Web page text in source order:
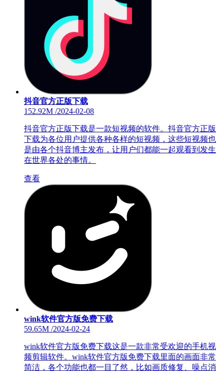
抖音官方正版下载
152.92M /2024-02-08
抖音官方正版下载是一款短视频的软件。抖音官方正版
下载为各位用户提供各种各样的短视频，这些短视频也
是由各个抖音博主发布，让用户们都能一起观看到发生
在世界各处的事情。
查看
wink软件官方版免费下载
59.65M /2024-02-24
wink软件官方版免费下载这是一款非常受欢迎的手机视
频剪辑软件。wink软件官方版免费下载里面的画面非常
简洁，各个功能也都一目了然，比如画质修复、噪点消